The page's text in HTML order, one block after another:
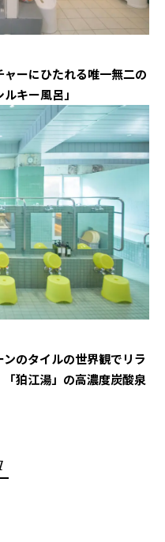
ャーにひたれる唯一無二の
キー風呂」
のタイルの世界観でリラ
狛江湯」の高濃度炭酸泉